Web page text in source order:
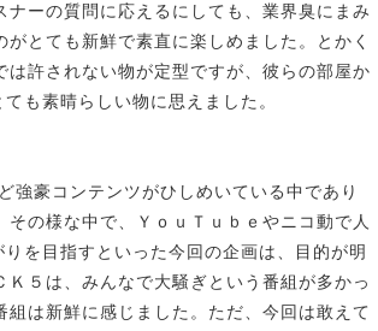
ーの質問に応えるにしても、業界臭にまみ
とても新鮮で素直に楽しめました。とかく
許されない物が定型ですが、彼らの部屋か
も素晴らしい物に思えました。
豪コンテンツがひしめいている中であり
の様な中で、ＹｏｕＴｕｂｅやニコ動で人
を目指すといった今回の企画は、目的が明
５は、みんなで大騒ぎという番組が多かっ
は新鮮に感じました。ただ、今回は敢えて